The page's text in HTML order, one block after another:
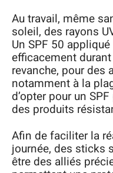
Au travail, même
soleil, des rayons
Un SPF 50
efficacement
revanche, pour des
notamment à la
d’opter pour un
des produits
Afin de faciliter la
journée, des sticks
être des alliés